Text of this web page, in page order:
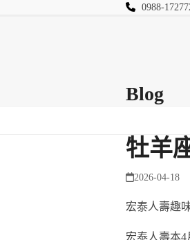
0988-
Blog
牡羊
2026-04-18
宏泰人壽趣
宏泰人壽本